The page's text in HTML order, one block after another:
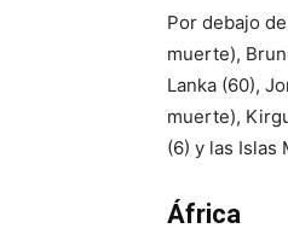
Por debajo
muerte),
Lanka (60),
muerte),
(6) y las Islas
África